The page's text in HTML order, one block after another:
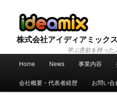
株式会社アイディアミックス
学ぶ意欲を持った
メ
イ
サ
ブ
Home News 事業内容
会社概要・代表者経歴 お問い合